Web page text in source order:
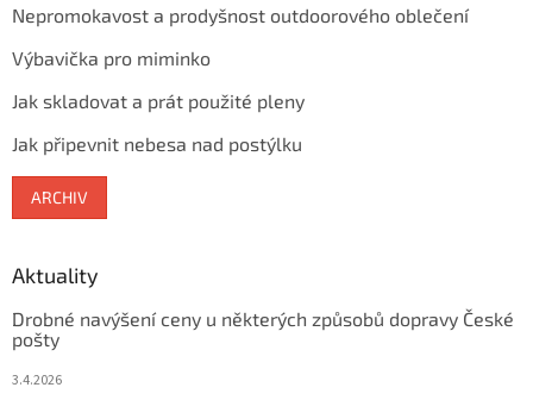
Nepromokavost a prodyšnost outdoorového oblečení
Výbavička pro miminko
Jak skladovat a prát použité pleny
Jak připevnit nebesa nad postýlku
ARCHIV
Aktuality
Drobné navýšení ceny u některých způsobů dopravy České
pošty
3.4.2026